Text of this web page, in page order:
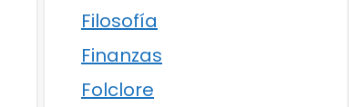
Filosofía
Finanzas
Folclore